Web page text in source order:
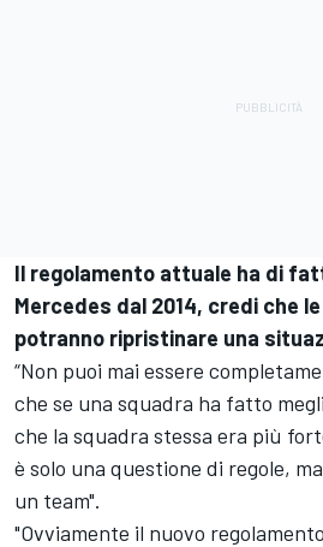
Il regolamento attuale ha di
Mercedes dal 2014, credi che
potranno ripristinare una
“Non puoi mai essere
che se una squadra ha fatto
che la squadra stessa era più
è solo una questione di regole,
un team".
"Ovviamente il nuovo